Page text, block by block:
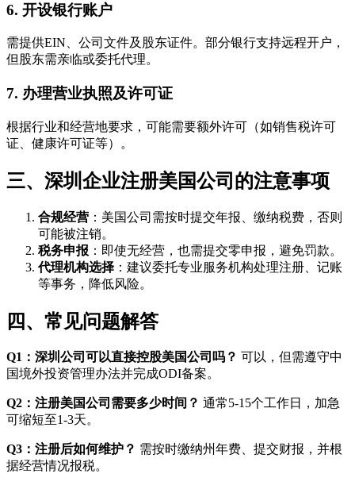
6. 开设银行账户
需提供EIN、公司文件及股东证件。部分银行支持远程开户，
但股东需亲临或委托代理。
7. 办理营业执照及许可证
根据行业和经营地要求，可能需要额外许可（如销售税许可
证、健康许可证等）。
三、深圳企业注册美国公司的注意事项
合规经营 ：美国公司需按时提交年报、缴纳税费，否则
可能被注销。
税务申报 ：即使无经营，也需提交零申报，避免罚款。
代理机构选择 ：建议委托专业服务机构处理注册、记账
等事务，降低风险。
四、常见问题解答
Q1：深圳公司可以直接控股美国公司吗？ 可以，但需遵守中
国境外投资管理办法并完成ODI备案。
Q2：注册美国公司需要多少时间？ 通常5-15个工作日，加急
可缩短至1-3天。
Q3：注册后如何维护？ 需按时缴纳州年费、提交财报，并根
据经营情况报税。